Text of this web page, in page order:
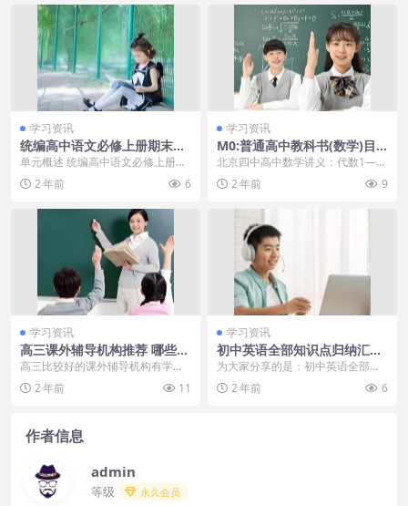
学习资讯
统编高中语文必修上册期末复
习要点与复习指导：第一单元
宝宝半夜醒来“爸爸你压着妈妈
干什么”随后妈妈的回答，值得
单元概述 统编高中语文必修上册第
一单元以青春为主题，通过诗歌、
散文等文学作品，展...
2 年前 6
学习资讯
M0:普通高中教科书(数学)目
录@人民教育出版社&上海教
育出版社&北京师范大学出版
社
北京四中高中数学讲义：代数1—
3、三角、立体几何、解析几何。
江畔数...
2 年前 9
学习资讯
高三课外辅导机构推荐 哪些比
较好
高三比较好的课外辅导机构有学大
教育、‌金桥教育、‌新东方、‌阳光教
育、‌天星教育...
2 年前 11
学习资讯
初中英语全部知识点归纳汇总
（收藏）
为大家分享的是：初中英语全部知
识点归纳。希望对大家有所帮助。
Unit 1 Ho...
2 年前 6
作者信息
admin
等级 永久会员